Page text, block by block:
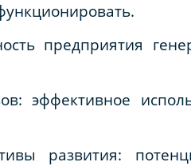
предприятия
эффективное
развития: